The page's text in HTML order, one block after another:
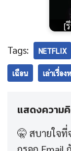
[
Tags: NETFLIX
เฉือน เล่าเรื่อง
แสดงความ